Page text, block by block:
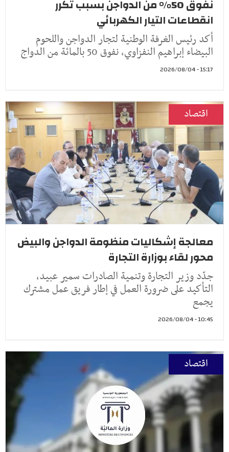
نفوق 50% من الدواجن بسبب تكرر
انقطاعات التيار الكهربائي
أكد رئيس الغرفة الوطنية لتجار الدواجن واللحوم
البيضاء إبراهيم النفزاوي، نفوق 50 بالمائة من الدواج
15:17 - 2026/08/04
اقتصاد
معالجة إشكاليات منظومة الدواجن والبيض
محور لقاء بوزارة التجارة
جدّد وزير التجارة وتنمية الصادرات سمير عبيد،
التأكيد على ضرورة العمل في إطار فريق عمل مشترك
يجمع
10:45 - 2026/08/04
اقتصاد